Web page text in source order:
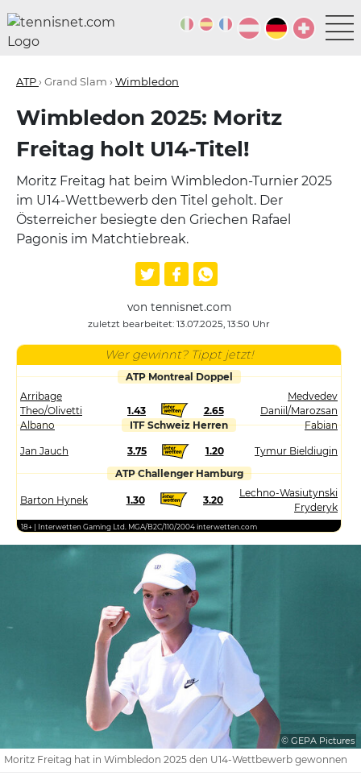
ATP› Grand Slam › Wimbledon
Wimbledon 2025: Moritz
Freitag holt U14-Titel!
Moritz Freitag hat beim Wimbledon-Turnier 2025
im U14-Wettbewerb den Titel geholt. Der
Österreicher besiegte den Griechen Rafael
Pagonis im Matchtiebreak.
von tennisnet.com
zuletzt bearbeitet: 13.07.2025, 13:50 Uhr
Wer gewinnt? Tippt jetzt!
ATP Montreal Doppel
Arribage
Theo/Olivetti
Albano
1.43 2.65
Medvedev
Daniil/Marozsan
Fabian
ITF Schweiz Herren
Jan Jauch 3.75 1.20
Tymur Bieldiugin
ATP Challenger Hamburg
Barton Hynek 1.30 3.20
Lechno-Wasiutynski
Fryderyk
18+ | Interwetten Gaming Ltd. MGA/B2C/110/2004 interwetten.com
© GEPA Pictures
Moritz Freitag hat in Wimbledon 2025 den U14-Wettbewerb gewonnen